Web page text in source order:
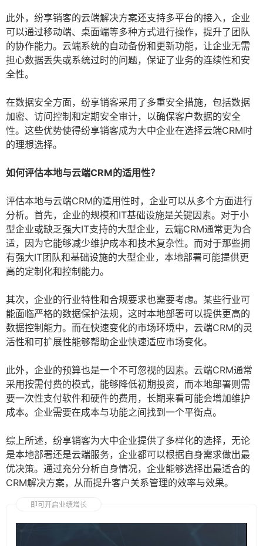
此外，纷享销客的云端解决方案还支持多平台的接入，企业
可以通过移动端、桌面端等多种方式进行操作，提升了团队
的协作能力。云端系统的自动备份和更新功能，让企业无需
担心数据丢失或系统过时的问题，保证了业务的连续性和安
全性。
在数据安全方面，纷享销客采用了多重安全措施，包括数据
加密、访问控制和定期安全审计，以确保客户数据的安全
性。这些优势使得纷享销客成为大中企业在选择云端CRM时
的理想选择。
如何评估本地与云端CRM的适用性？
评估本地与云端CRM的适用性时，企业可以从多个方面进行
分析。首先，企业的规模和IT基础设施是关键因素。对于小
型企业或缺乏强大IT支持的大型企业，云端CRM通常更为合
适，因为它能够减少维护成本和技术复杂性。而对于那些拥
有强大IT团队和基础设施的大型企业，本地部署可能提供更
高的定制化和控制能力。
其次，企业的行业特性和合规要求也需要考虑。某些行业可
能面临严格的数据保护法规，这时本地部署可以提供更高的
数据控制能力。而在快速变化的市场环境中，云端CRM的灵
活性和可扩展性能够帮助企业快速适应市场变化。
此外，企业的预算也是一个不可忽视的因素。云端CRM通常
采用按需付费的模式，能够降低初期投资，而本地部署则需
要一次性支付软件和硬件的费用，长期来看可能会增加维护
成本。企业需要在成本与功能之间找到一个平衡点。
综上所述，纷享销客为大中企业提供了多样化的选择，无论
是本地部署还是云端服务，企业都可以根据自身需求做出最
优决策。通过充分分析自身情况，企业能够选择出最适合的
CRM解决方案，从而提升客户关系管理的效率与效果。
即可开启业绩增长